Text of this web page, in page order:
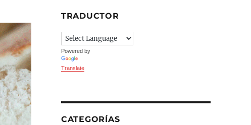
TRADUCTOR
Powered by
Translate
CATEGORÍAS